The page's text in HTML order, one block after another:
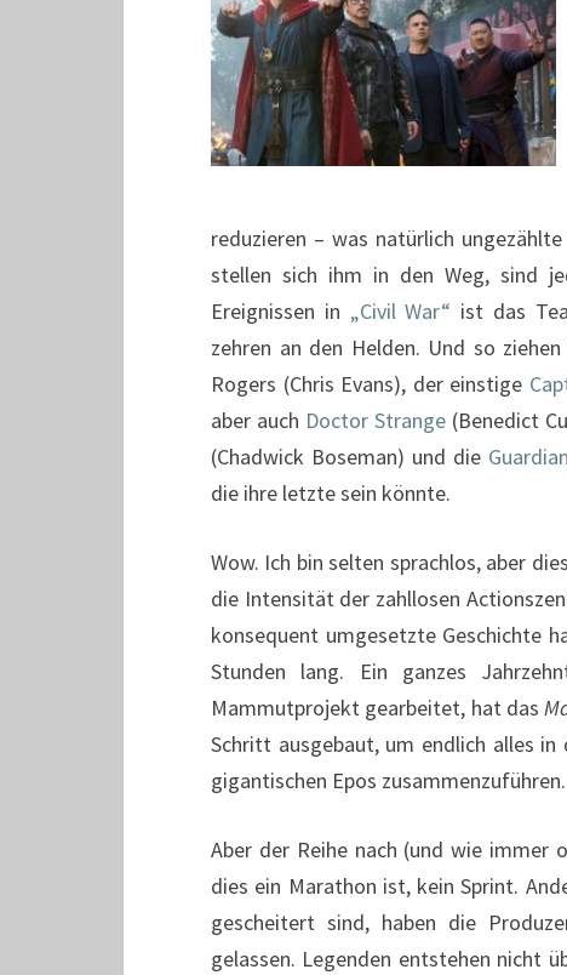
reduzieren – was natürlich
stellen sich ihm in den Weg, sind
Ereignissen in „Civil War“ ist das
zehren an den Helden. Und so
Rogers (Chris Evans), der einstige
aber auch Doctor Strange(Benedict
(Chadwick Boseman) und die
die ihre letzte sein könnte.
Wow. Ich bin selten sprachlos, aber
die Intensität der zahllosen
konsequent umgesetzte Geschichte
Stunden lang. Ein ganzes
Mammutprojekt gearbeitet, hat das
Schritt ausgebaut, um endlich alles
gigantischen Epos
Aber der Reihe nach (und wie immer
dies ein Marathon ist, kein Sprint.
gescheitert sind, haben die
gelassen. Legenden entstehen nicht